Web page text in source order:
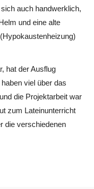
auch handwerklich,
und eine alte
hat der Ausflug
viel über das
die Projektarbeit war
zum Lateinunterricht
die verschiedenen